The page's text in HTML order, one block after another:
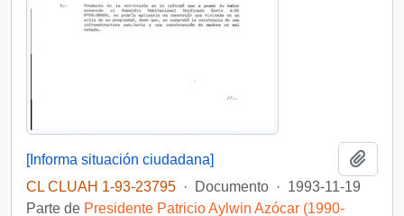
[Informa situación ciudadana]
CL CLUAH 1-93-23795 · Documento · 1993-11-19
Parte de Presidente Patricio Aylwin Azócar (1990-